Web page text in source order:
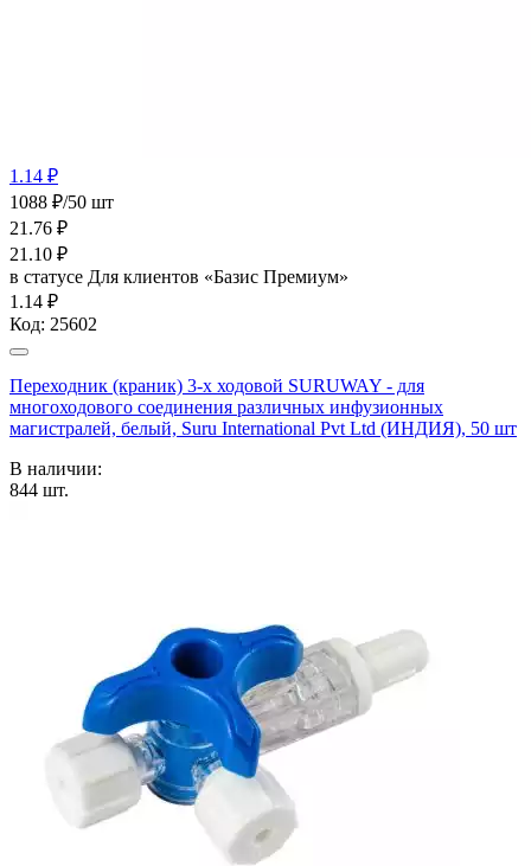
1.14 ₽
1088 ₽/50 шт
21.76 ₽
21.10 ₽
в статусе Для клиентов «Базис Премиум»
1.14 ₽
Код: 25602
Переходник (краник) 3-х ходовой SURUWAY - для
многоходового соединения различных инфузионных
магистралей, белый, Suru International Pvt Ltd (ИНДИЯ), 50 шт
В наличии:
844 шт.